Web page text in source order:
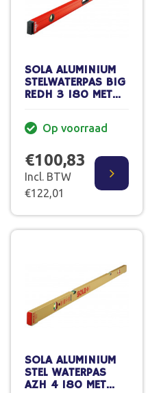
SOLA ALUMINIUM
STELWATERPAS BIG
REDH 3 180 MET
VOETJES
Op voorraad
€100,83
Incl. BTW
€122,01
SOLA ALUMINIUM
STEL WATERPAS
AZH 4 180 MET